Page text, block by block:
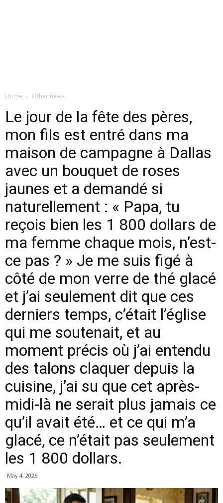
Home Other news
Le jour de la fête des pères,
mon fils est entré dans ma
maison de campagne à Dallas
avec un bouquet de roses
jaunes et a demandé si
naturellement : « Papa, tu
reçois bien les 1 800 dollars de
ma femme chaque mois, n’est-
ce pas ? » Je me suis figé à
côté de mon verre de thé glacé
et j’ai seulement dit que ces
derniers temps, c’était l’église
qui me soutenait, et au
moment précis où j’ai entendu
des talons claquer depuis la
cuisine, j’ai su que cet après-
midi-là ne serait plus jamais ce
qu’il avait été… et ce qui m’a
glacé, ce n’était pas seulement
les 1 800 dollars.
May 4, 2026